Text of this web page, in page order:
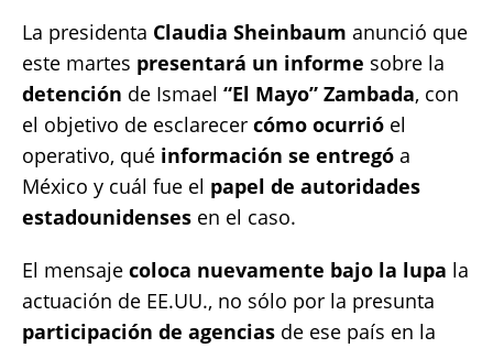
s
A
p
p
e
b
o
o
k
te
r
y
Li
n
k
re
La presidenta Claudia Sheinbaum anunció que
este martes presentará un informe sobre la
detención de Ismael “El Mayo” Zambada, con
el objetivo de esclarecer cómo ocurrió el
operativo, qué información se entregó a
México y cuál fue el papel de autoridades
estadounidenses en el caso.
El mensaje coloca nuevamente bajo la lupa la
actuación de EE.UU., no sólo por la presunta
participación de agencias de ese país en la